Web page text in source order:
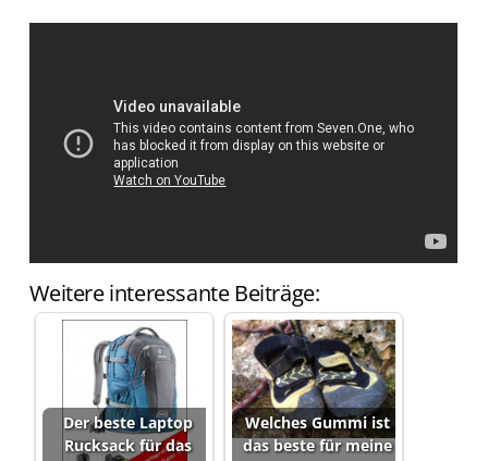
Weitere interessante Beiträge:
Der beste Laptop
Rucksack für das
Welches Gummi ist
das beste für meine